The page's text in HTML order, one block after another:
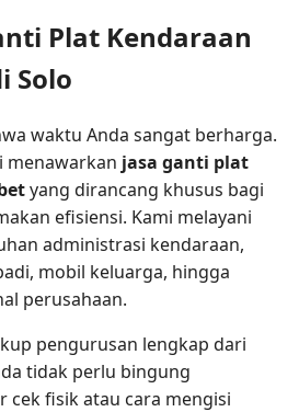
Plat Kendaraan
Solo
waktu Anda sangat berharga.
menawarkan jasa ganti plat
yang dirancang khusus bagi
efisiensi. Kami melayani
administrasi kendaraan,
mobil keluarga, hingga
perusahaan.
pengurusan lengkap dari
tidak perlu bingung
cek fisik atau cara mengisi